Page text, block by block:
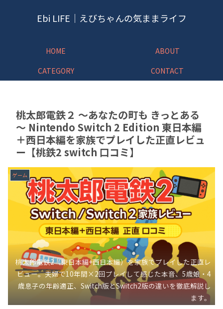
Ebi LIFE｜えびちゃんの気ままライフ
HOME
ABOUT
CATEGORY
CONTACT
桃太郎電鉄２ ～あなたの町も きっとある
～ Nintendo Switch 2 Edition 東日本編
＋西日本編を家族でプレイした正直レビュ
ー【桃鉄2 switch 口コミ】
ゲーム
桃太郎電鉄2（東日本編+西日本編）を家族でプレイした正直レ
ビュー。夫婦で10年間×2回プレイして感じた本音、5歳娘・4
歳息子の年齢適正、Switch版とSwitch2版の違いを徹底解説し
ます。